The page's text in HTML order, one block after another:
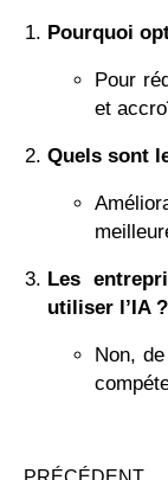
Pourquoi
Pour
et
Quels sont
Les
utiliser l’IA ?
Non,